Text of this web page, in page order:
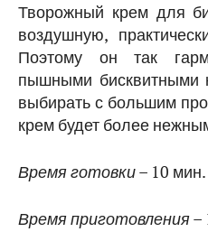
Творожный крем для
воздушную,
Поэтому он так
пышными бисквитными
выбирать с большим
крем будет более
Время готовки– 10 мин.
Время приготовления–